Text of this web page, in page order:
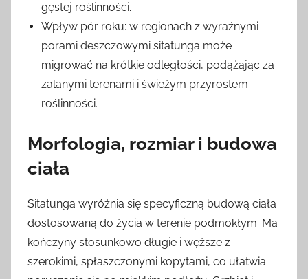
gęstej roślinności.
Wpływ pór roku: w regionach z wyraźnymi
porami deszczowymi sitatunga może
migrować na krótkie odległości, podążając za
zalanymi terenami i świeżym przyrostem
roślinności.
Morfologia, rozmiar i budowa
ciała
Sitatunga wyróżnia się specyficzną budową ciała
dostosowaną do życia w terenie podmokłym. Ma
kończyny stosunkowo długie i węższe z
szerokimi, spłaszczonymi kopytami, co ułatwia